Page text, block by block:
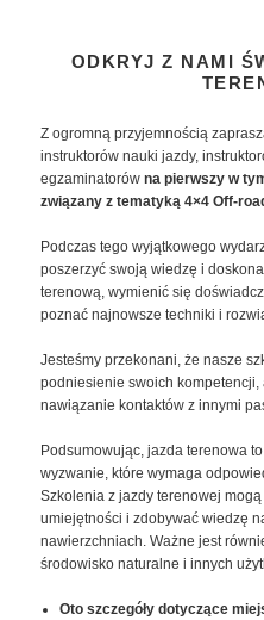
ODKRYJ Z NAMI
Z ogromną przyjemnością
instruktorów nauki jazdy,
egzaminatorówna pierwszy w
związany z tematyką 4×4 Off-
Podczas tego wyjątkowego
poszerzyć swoją wiedzę i
terenową, wymienić się
poznać najnowsze techniki i
Jesteśmy przekonani, że nasze
podniesienie swoich
nawiązanie kontaktów z innymi
Podsumowując, jazda terenowa
wyzwanie, które wymaga
Szkolenia z jazdy terenowej
umiejętności i zdobywać wiedzę
nawierzchniach. Ważne jest
środowisko naturalne i innych
Oto szczegóły dotyczące